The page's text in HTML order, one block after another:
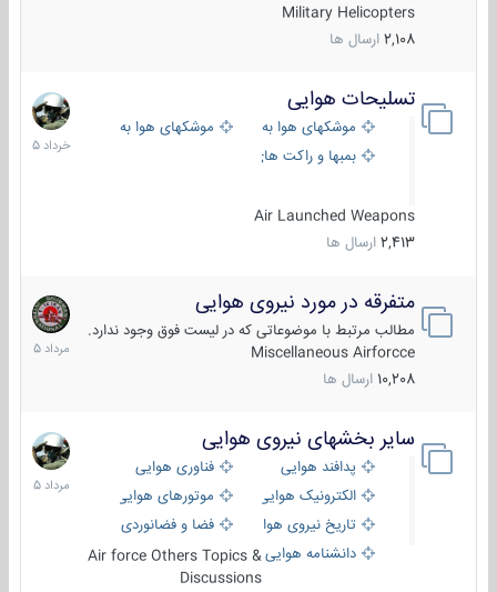
Military Helicopters
2,108 ارسال ها
تسلیحات هوایی
موشکهای هوا به هوا
موشکهای هوا به سطح
بمبها و راکت های هوایی
Air Launched Weapons
2,413 ارسال ها
30
خرداد
1405
متفرقه در مورد نیروی هوایی
مطالب مرتبط با موضوعاتی که در لیست فوق وجود ندارد.
Miscellaneous Airforcce
10,208 ارسال ها
7
مرداد
1405
سایر بخشهای نیروی هوایی
پدافند هوایی
فناوری هوایی
الکترونیک هوایی
موتورهای هوایی
تاریخ نیروی هوایی
فضا و فضانوردی
دانشنامه هواییAir force Others Topics &
Discussions
2
مرداد
1405